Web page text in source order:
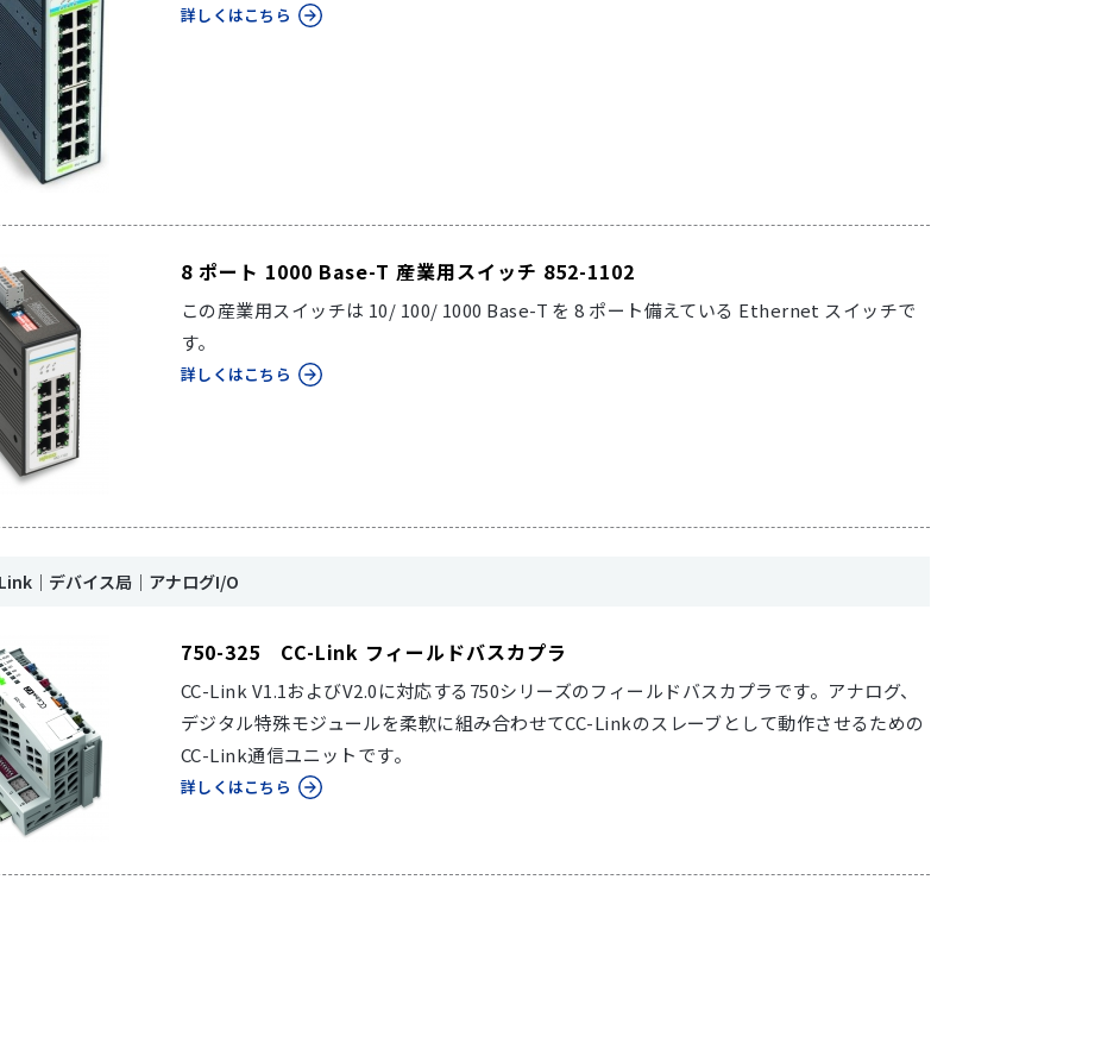
詳しくはこちら
8 ポート 1000 Base-T 産業用スイッチ 852-1102
この産業用スイッチは 10/ 100/ 1000 Base-T を 8 ポート備えている Ethernet スイッチで
す。
詳しくはこちら
｜デバイス局｜アナログI/O
750-325 CC-Link フィールドバスカプラ
CC-Link V1.1およびV2.0に対応する750シリーズのフィールドバスカプラです。アナログ、
デジタル特殊モジュールを柔軟に組み合わせてCC-Linkのスレーブとして動作させるための
CC-Link通信ユニットです。
詳しくはこちら